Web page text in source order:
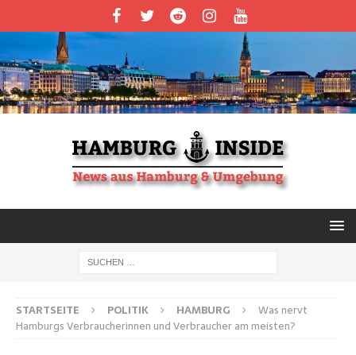
STARTSEITE POLITIK HAMBURG
Was nervt
Hamburgs Verbraucherinnen und Verbraucher am meisten?